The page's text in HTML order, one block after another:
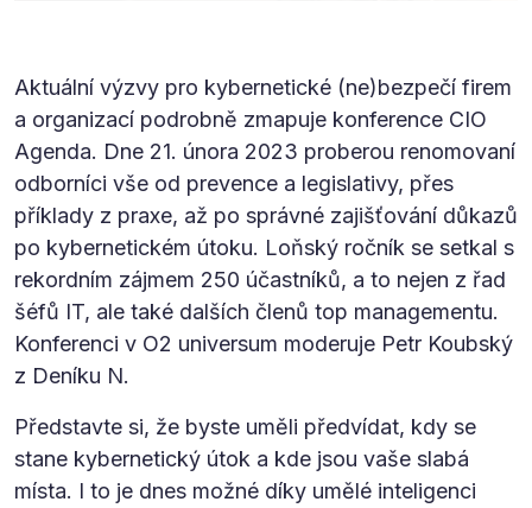
Aktuální výzvy pro kybernetické (ne)bezpečí firem
a organizací podrobně zmapuje konference CIO
Agenda. Dne 21. února 2023 proberou renomovaní
odborníci vše od prevence a legislativy, přes
příklady z praxe, až po správné zajišťování důkazů
po kybernetickém útoku. Loňský ročník se setkal s
rekordním zájmem 250 účastníků, a to nejen z řad
šéfů IT, ale také dalších členů top managementu.
Konferenci v O2 universum moderuje Petr Koubský
z Deníku N.
Představte si, že byste uměli předvídat, kdy se
stane kybernetický útok a kde jsou vaše slabá
místa. I to je dnes možné díky umělé inteligenci